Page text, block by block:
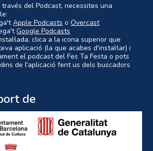
del Podcast, necessites una
Apple Podcasts oOvercast
Google Podcasts
clica a la icona superior que
aplicació (la que acabes d'instal·lar) i
el podcast del Fes Ta Festa o pots
de l'aplicació fent us dels buscadors
de